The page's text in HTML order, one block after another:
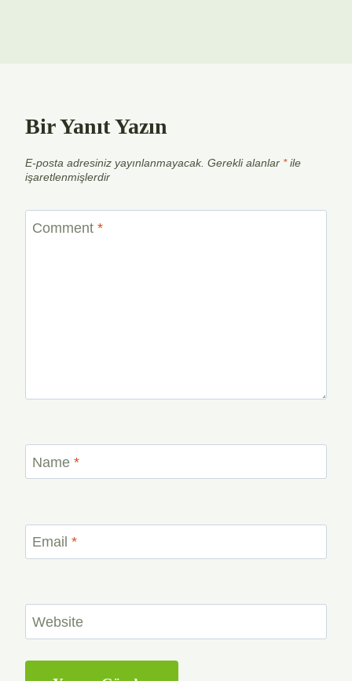
Bir Yanıt Yazın
E-posta adresiniz yayınlanmayacak. Gerekli alanlar *ile
işaretlenmişlerdir
Comment *
Name *
Email *
Website